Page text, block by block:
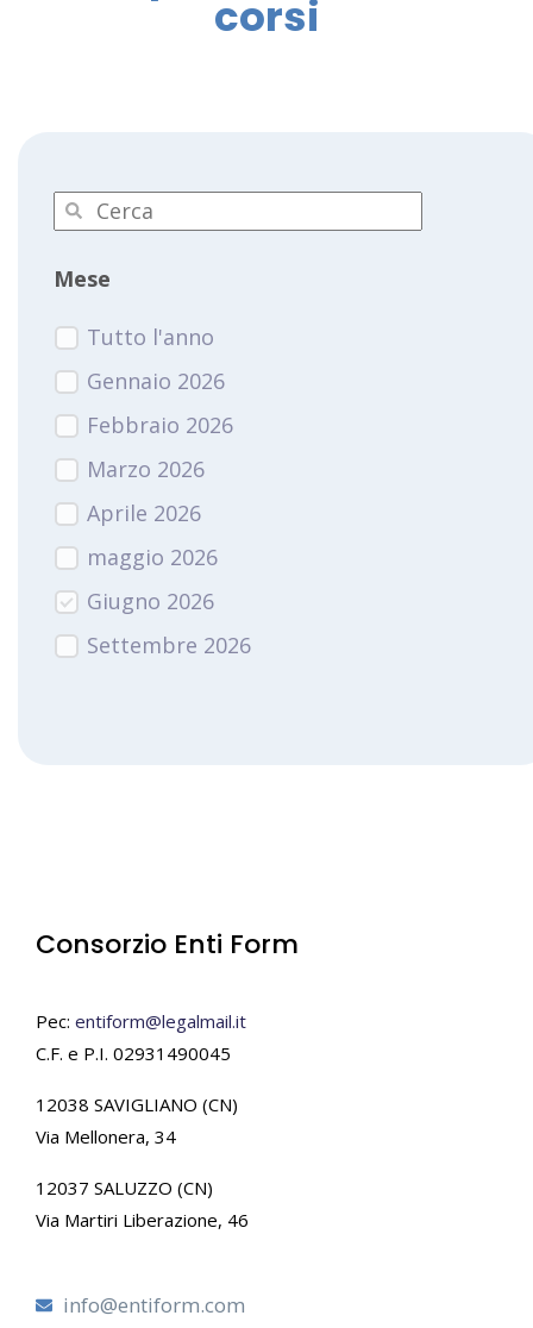
corsi
Mese
Tutto l'anno
Gennaio 2026
Febbraio 2026
Marzo 2026
Aprile 2026
maggio 2026
Giugno 2026
Settembre 2026
Consorzio Enti Form
Pec: entiform@legalmail.it
C.F. e P.I. 02931490045
12038 SAVIGLIANO (CN)
Via Mellonera, 34
12037 SALUZZO (CN)
Via Martiri Liberazione, 46
info@entiform.com